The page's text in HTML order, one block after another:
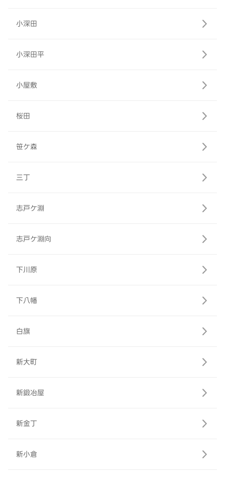
小深田
小深田平
小屋敷
桜田
笹ケ森
三丁
志戸ケ淵
志戸ケ淵向
下川原
下八幡
白旗
新大町
新鍛冶屋
新金丁
新小倉